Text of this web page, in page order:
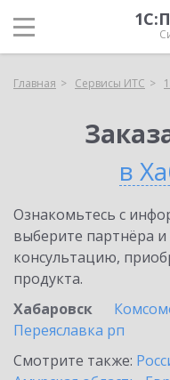
Главная Сервисы ИТС
в
Ознакомьтесь с
выберите партнёра и
консультацию,
продукта.
Хабаровск
Переяславка рп
Смотрите также: